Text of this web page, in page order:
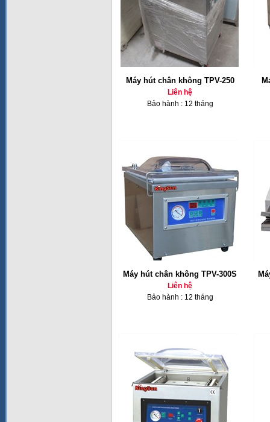
Máy hút chân không TPV-250
Liên hệ
Bảo hành : 12 tháng
Máy hút chân không TPV-300S
Liên hệ
Bảo hành : 12 tháng